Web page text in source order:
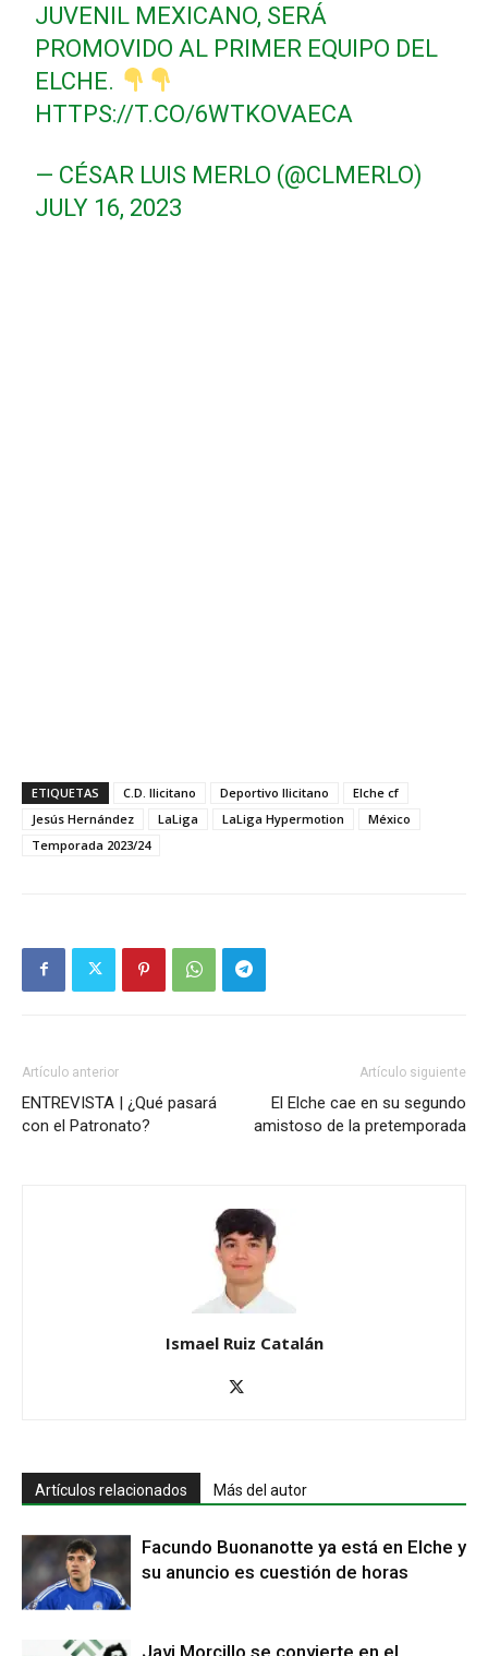
JUVENIL MEXICANO, SERÁ
PROMOVIDO AL PRIMER EQUIPO DEL
ELCHE.
HTTPS://T.CO/6WTKOVAECA
— CÉSAR LUIS MERLO (@CLMERLO)
JULY 16, 2023
ETIQUETAS C.D. Ilicitano Deportivo Ilicitano
Elche cf
Jesús Hernández
LaLiga LaLiga Hypermotion
México
Temporada 2023/24
Artículo anterior
ENTREVISTA | ¿Qué pasará
con el Patronato?
Artículo siguiente
El Elche cae en su segundo
amistoso de la pretemporada
Ismael Ruiz Catalán
Artículos relacionados Más del autor
Facundo Buonanotte ya está en Elche y
su anuncio es cuestión de horas
Javi Morcillo se convierte en el